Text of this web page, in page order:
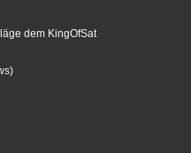
dem KingOfSat